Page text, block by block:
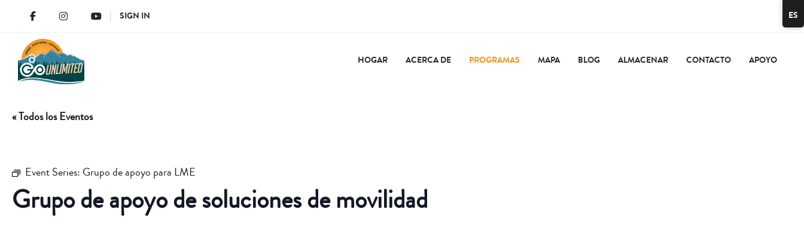
SIGN IN
HOGAR ACERCA DE PROGRAMAS MAPA BLOG ALMACENAR CONTACTO APOYO
« Todos los Eventos
Event Series: Grupo de apoyo para LME
Grupo de apoyo de soluciones de movilidad
ES